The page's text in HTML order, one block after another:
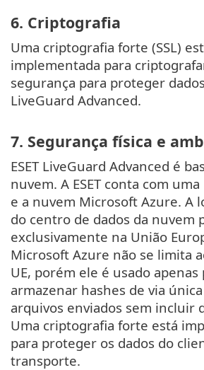
6. Criptografia
Uma criptografia forte (SSL)
implementada para
segurança para proteger dados
LiveGuard Advanced.
7. Segurança física e
ESET LiveGuard Advanced é
nuvem. A ESET conta com
e a nuvem Microsoft Azure. A
do centro de dados da nuvem
exclusivamente na União
Microsoft Azure não se limita
UE, porém ele é usado apenas
armazenar hashes de via
arquivos enviados sem incluir
Uma criptografia forte está
para proteger os dados do
transporte.